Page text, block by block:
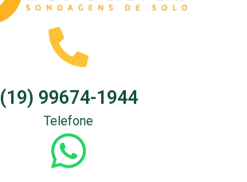
(19) 99674-1944
Telefone